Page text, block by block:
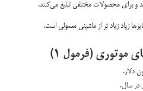
و برای محصولات مختلفی تبلیغ می‌کنند.
زیاد زیاد تر از ماشینی معمولی است.
موتوری (فرمول ۱)